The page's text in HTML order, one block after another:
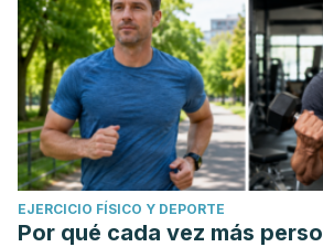
EJERCICIO FÍSICO Y DEPORTE
Por qué cada vez más